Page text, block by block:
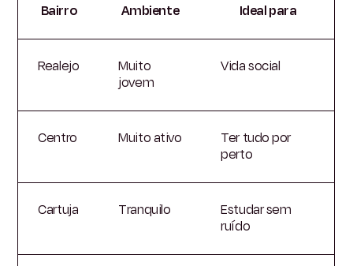
Bairro Ambiente Ideal para
Realejo
Muito
jovem
Vida social
Centro Muito ativo
Ter tudo por
perto
Cartuja Tranquilo
Estudar sem
ruído